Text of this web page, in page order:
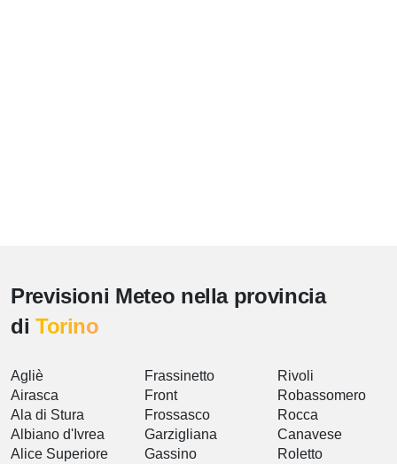
Previsioni Meteo nella provincia
di Torino
Agliè
Airasca
Ala di Stura
Albiano d'Ivrea
Alice Superiore
Frassinetto
Front
Frossasco
Garzigliana
Gassino
Rivoli
Robassomero
Rocca
Canavese
Roletto